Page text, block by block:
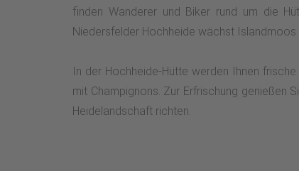
finden Wanderer und Biker rund um die
Niedersfelder Hochheide wächst
In der Hochheide-Hütte werden Ihnen
mit Champignons. Zur Erfrischung genießen
Heidelandschaft richten.